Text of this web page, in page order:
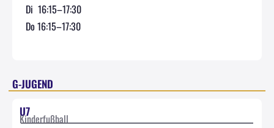
Di 16:15–17:30
Do 16:15–17:30
G-JUGEND
U7
Kinderfußball